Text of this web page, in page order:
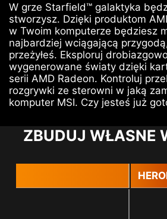
W grze Starfield™ galaktyka
stworzysz. Dzięki produktom
w Twoim komputerze będziesz
najbardziej wciągającą
przeżyłeś. Eksploruj
wygenerowane światy dzięki
serii AMD Radeon. Kontroluj
rozgrywki ze sterowni w jaką
komputer MSI. Czy jesteś już
ZBUDUJ WŁASNE